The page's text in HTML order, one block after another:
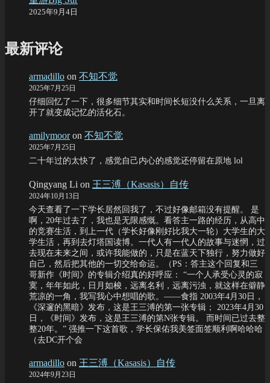
2025年9月4日
最新评论
armadillo on 不知不觉
2025年7月25日
仔细回忆了一下，很多细节其实和时间长短没什么关系，一旦离
开了就变成记忆的活化石。
amilymooron 不知不觉
2025年7月25日
二十年过的太快了，感觉自己内心的感觉还停留在原地 lol
Qingyang Li on 王三溥（Kasasis）自传
2024年10月13日
今天查看了一下学长居然回我了，不过好像邮箱没有提醒。 是
啊，20年过去了，我也是无限感慨。看答主一路的经历，从高中
的竞赛生活，到上一代（学长好像刚好比我大一轮）大学生的大
学生活，再到去灯塔国读博。一代人有一代人的故事与迷惘，过
去现在未来之间，或许我能做的，只是在蓝天下独行，努力做好
自己，然后把其他的一切交给命运。（PS：答主这个回复和三
哥新作《时间》的专辑介绍真的好呼应： “一个人承受心灵的寂
寞，年年如此，日月如梭，远离名利，远离污浊，就这样在僻静
荒凉的一角，我写我心中想唱的歌。——食指 2003年4月30日，
《深邃的黑暗》发布，这是王三溥的第一张专辑； 2023年4月30
日，《时间》发布，这是王三溥的第N张专辑。 而时间已过去整
整20年。” 强推一下这首歌，学长保佑我美签面签顺利啊哈哈哈
（去DC开个会
armadillo on 王三溥（Kasasis）自传
2024年9月23日